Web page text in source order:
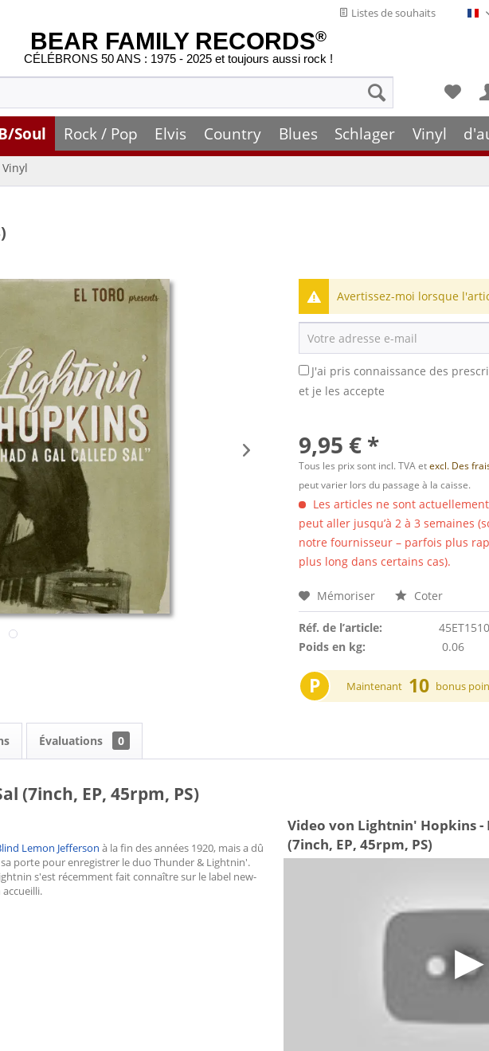
Listes de souhaits
BEAR FAMILY RECORDS®
CÉLÉBRONS 50 ANS : 1975 - 2025 et toujours aussi rock !
Soul Rock / Pop Elvis Country Blues Schlager Vinyl
Avertissez-moi lorsque
J'ai pris connaissance des
et je les accepte
9,95 € *
Tous les prix sont incl. TVA etexcl. Des
peut varier lors du passage à la caisse.
Les articles ne sont
peut aller jusqu’à 2 à 3 semaines
notre fournisseur – parfois plus
plus long dans certains cas).
Mémoriser Coter
Réf. de l’article:
Poids en kg:
0.06
P Maintenant 10 bonus
Évaluations 0
(7inch, EP, 45rpm, PS)
Lemon Jefferson à la fin des années 1920, mais a dû
porte pour enregistrer le duo Thunder & Lightnin'.
s'est récemment fait connaître sur le label new-
Video von Lightnin' Hopkins -
(7inch, EP, 45rpm, PS)